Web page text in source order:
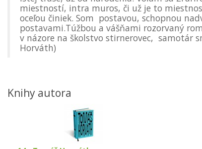
miestností, intra muros, či už je to
oceľou činiek. Som postavou, schopnou
postavami.Túžbou a vášňami rozorvaný
v názore na školstvo stirnerovec, samotár
Horváth)
Knihy autora